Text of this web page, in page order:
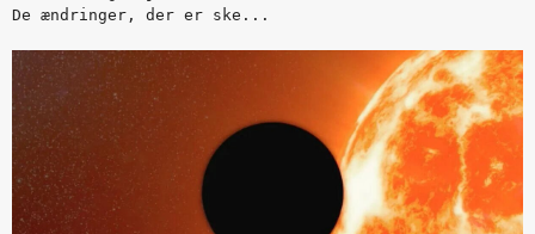
De ændringer, der er ske...